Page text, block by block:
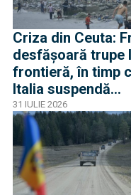
Criza din Ceuta:
desfășoară trupe
frontieră, în timp
Italia suspendă
acordul Schengen
Spania
31 IULIE 2026